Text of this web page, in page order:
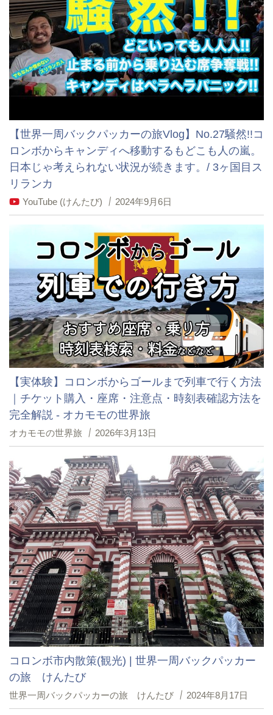
【世界一周バックパッカーの旅Vlog】No.27騒然!!コ
ロンボからキャンディへ移動するもどこも人の嵐。
日本じゃ考えられない状況が続きます。/ 3ヶ国目ス
リランカ
YouTube (けんたび) 2024年9月6日
【実体験】コロンボからゴールまで列車で行く方法
｜チケット購入・座席・注意点・時刻表確認方法を
完全解説 - オカモモの世界旅
オカモモの世界旅 2026年3月13日
コロンボ市内散策(観光) | 世界一周バックパッカー
の旅 けんたび
世界一周バックパッカーの旅 けんたび 2024年8月17日